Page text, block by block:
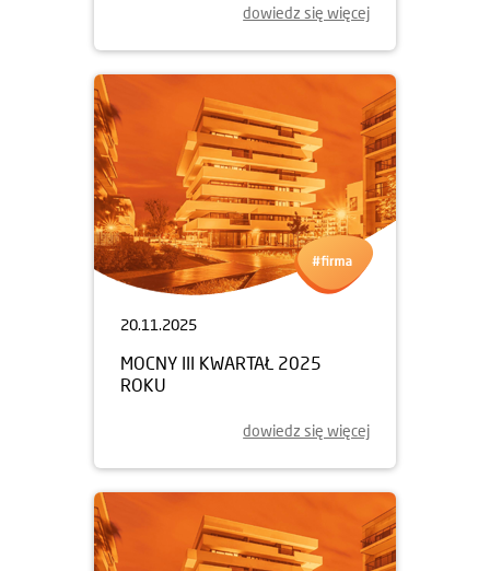
dowiedz się więcej
20.11.2025
MOCNY III KWARTAŁ 2025
ROKU
dowiedz się więcej